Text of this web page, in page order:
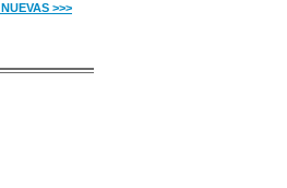
>>>